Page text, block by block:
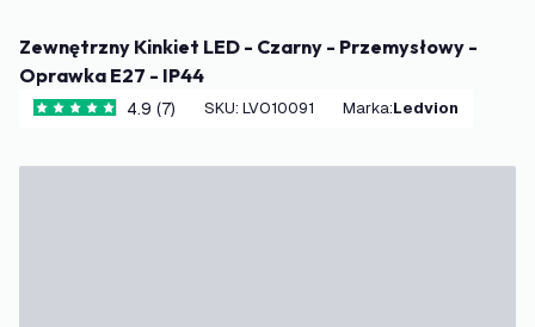
Zewnętrzny Kinkiet LED - Czarny - Przemysłowy -
Oprawka E27 - IP44
4.9 Gwiazdki oceny
4.9 (7) SKU: LVO10091 Marka: Ledvion